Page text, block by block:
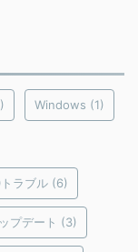
Windows (1)
ラブル (6)
プデート (3)